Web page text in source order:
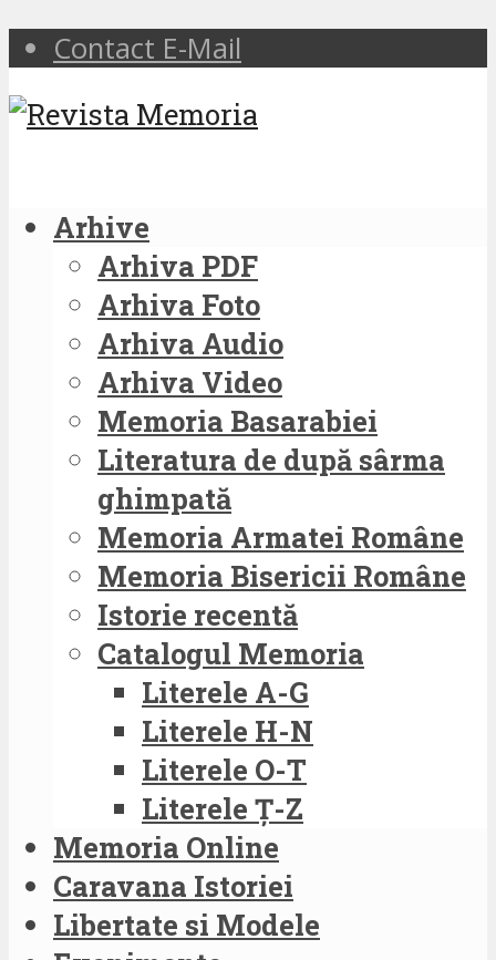
Contact E-Mail
Arhive
Arhiva PDF
Arhiva Foto
Arhiva Audio
Arhiva Video
Memoria Basarabiei
Literatura de după sârma
ghimpată
Memoria Armatei Române
Memoria Bisericii Române
Istorie recentă
Catalogul Memoria
Literele A-G
Literele H-N
Literele O-T
Literele Ț-Z
Memoria Online
Caravana Istoriei
Libertate si Modele